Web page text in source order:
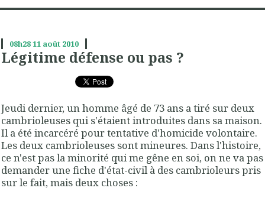
08h2811 août 2010
Légitime défense ou pas ?
Jeudi dernier, un homme âgé de 73 ans a tiré sur deux
cambrioleuses qui s'étaient introduites dans sa maison.
Il a été incarcéré pour tentative d'homicide volontaire.
Les deux cambrioleuses sont mineures. Dans l'histoire,
ce n'est pas la minorité qui me gêne en soi, on ne va pas
demander une fiche d'état-civil à des cambrioleurs pris
sur le fait, mais deux choses :